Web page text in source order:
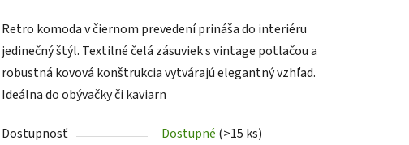
produktu
je
0,0
z
Retro komoda v čiernom prevedení prináša do interiéru
jedinečný štýl. Textilné čelá zásuviek s vintage potlačou a
robustná kovová konštrukcia vytvárajú elegantný vzhľad.
Ideálna do obývačky či kaviarn
Dostupnosť Dostupné (>15 ks)